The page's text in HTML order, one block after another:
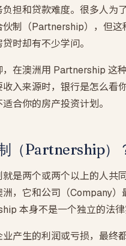
担和贷款难度。很多人为
制（Partnership），但这
时却有不少学问。
，在澳洲用 Partnership 这
入来源时，银行是怎么看
合你的房产投资计划。
（Partnership）
是两个或两个以上的人共
，它和公司（Company）
本身不是一个独立的法律
产生的利润或亏损，最终